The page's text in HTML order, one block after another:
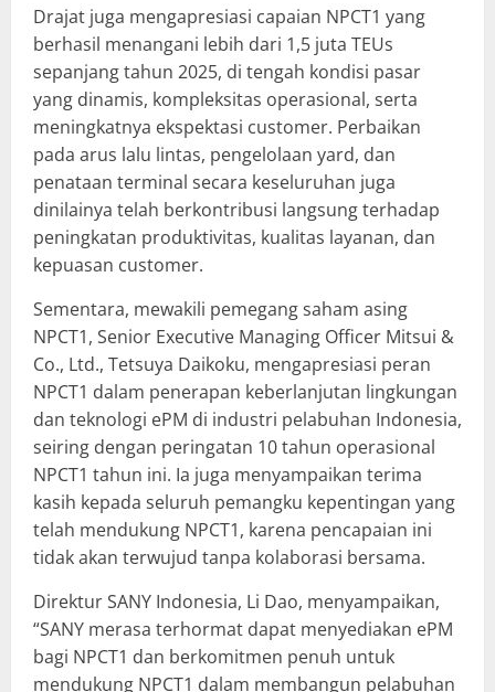
Drajat juga mengapresiasi capaian NPCT1 yang
berhasil menangani lebih dari 1,5 juta TEUs
sepanjang tahun 2025, di tengah kondisi pasar
yang dinamis, kompleksitas operasional, serta
meningkatnya ekspektasi customer. Perbaikan
pada arus lalu lintas, pengelolaan yard, dan
penataan terminal secara keseluruhan juga
dinilainya telah berkontribusi langsung terhadap
peningkatan produktivitas, kualitas layanan, dan
kepuasan customer.
Sementara, mewakili pemegang saham asing
NPCT1, Senior Executive Managing Officer Mitsui &
Co., Ltd., Tetsuya Daikoku, mengapresiasi peran
NPCT1 dalam penerapan keberlanjutan lingkungan
dan teknologi ePM di industri pelabuhan Indonesia,
seiring dengan peringatan 10 tahun operasional
NPCT1 tahun ini. Ia juga menyampaikan terima
kasih kepada seluruh pemangku kepentingan yang
telah mendukung NPCT1, karena pencapaian ini
tidak akan terwujud tanpa kolaborasi bersama.
Direktur SANY Indonesia, Li Dao, menyampaikan,
“SANY merasa terhormat dapat menyediakan ePM
bagi NPCT1 dan berkomitmen penuh untuk
mendukung NPCT1 dalam membangun pelabuhan